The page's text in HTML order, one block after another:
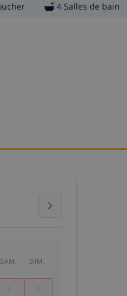
4 Salles de bain
SAM. DIM.
1 2